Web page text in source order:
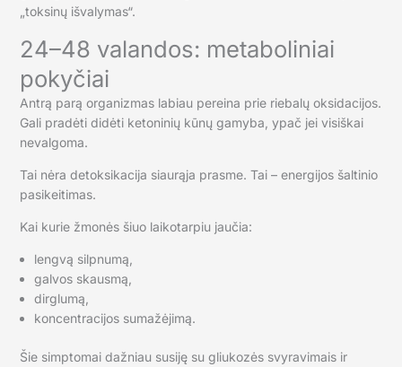
„toksinų išvalymas“.
24–48 valandos: metaboliniai
pokyčiai
Antrą parą organizmas labiau pereina prie riebalų oksidacijos.
Gali pradėti didėti ketoninių kūnų gamyba, ypač jei visiškai
nevalgoma.
Tai nėra detoksikacija siaurąja prasme. Tai – energijos šaltinio
pasikeitimas.
Kai kurie žmonės šiuo laikotarpiu jaučia:
lengvą silpnumą,
galvos skausmą,
dirglumą,
koncentracijos sumažėjimą.
Šie simptomai dažniau susiję su gliukozės svyravimais ir